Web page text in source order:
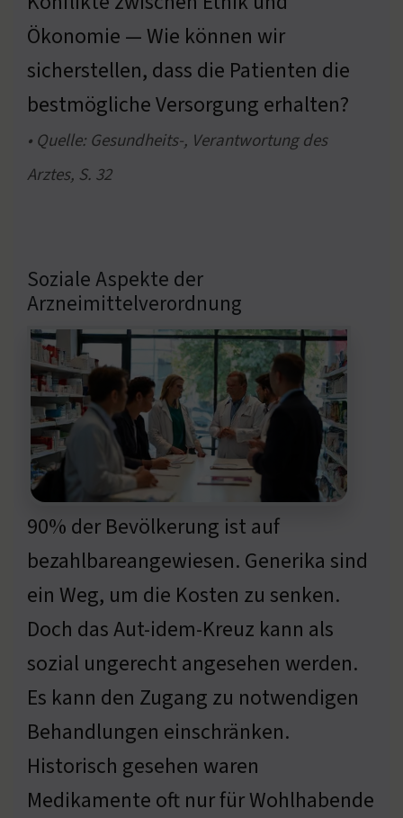
Ökonomie — Wie können wir
sicherstellen, dass die Patienten die
bestmögliche Versorgung erhalten?
• Quelle: Gesundheits-, Verantwortung des
Arztes, S. 32
Soziale Aspekte der
Arzneimittelverordnung
90% der Bevölkerung ist auf
bezahlbareangewiesen. Generika sind
ein Weg, um die Kosten zu senken.
Doch das Aut-idem-Kreuz kann als
sozial ungerecht angesehen werden.
Es kann den Zugang zu notwendigen
Behandlungen einschränken.
Historisch gesehen waren
Medikamente oft nur für Wohlhabende